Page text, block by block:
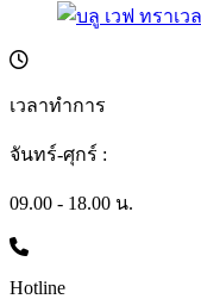
เวลาทำการ
จันทร์-ศุกร์ :
09.00 - 18.00 น.
Hotline